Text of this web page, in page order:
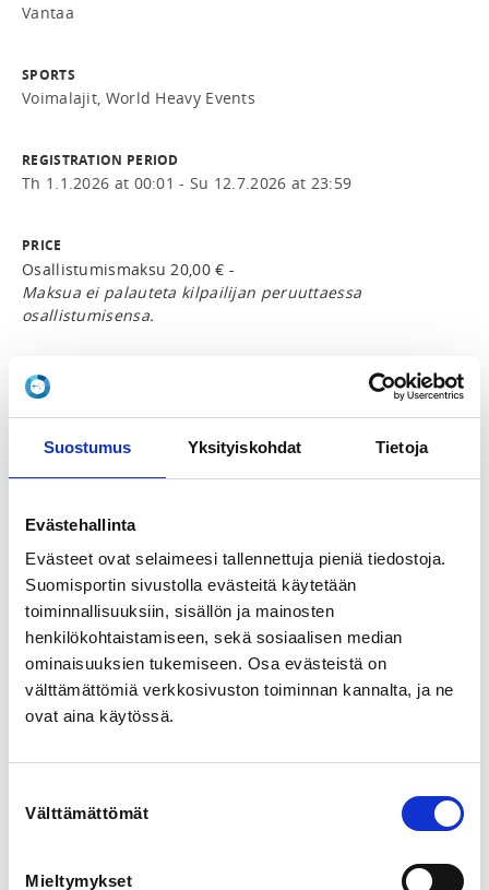
Suostumus Yksityiskohdat Tietoja
Evästehallinta
Evästeet ovat selaimeesi tallennettuja pieniä tiedostoja.
Suomisportin sivustolla evästeitä käytetään
toiminnallisuuksiin, sisällön ja mainosten
henkilökohtaistamiseen, sekä sosiaalisen median
ominaisuuksien tukemiseen. Osa evästeistä on
välttämättömiä verkkosivuston toiminnan kannalta, ja ne
ovat aina käytössä.
valinta
Välttämättömät
Mieltymykset
Vantaa
SPORTS
Voimalajit, World Heavy Events
REGISTRATION PERIOD
Th 1.1.2026 at 00:01 - Su 12.7.2026 at 23:59
PRICE
Osallistumismaksu 20,00 € -
Maksua ei palauteta kilpailijan peruuttaessa
osallistumisensa.
ADDITIONAL INFORMATION
Suomen Voimalajiliitto
otevoima@suomenvoimalajiliitto.fi
Kilpailuun osallistuvilla tulee olla liiton vuoden 2026
lisenssi ja sen sisältämä antidopingsopimus voimassa
viimeistään 3kk ennen kilpailua.
Kilpailijoiden tulee käyttää kisa-asua kaikissa
suorituksissa sekä palkintojenjaossa.
Otevoima SM 2026 lajit
Akseli nosto (Ironmind)
Saxon bar 80 mm